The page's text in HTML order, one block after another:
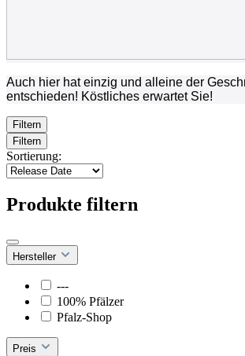
Auch hier hat einzig und alleine der
entschieden! Köstliches erwartet Sie!
Filtern
Filtern
Sortierung:
Produkte filtern
Hersteller
---
100% Pfälzer
Pfalz-Shop
Preis